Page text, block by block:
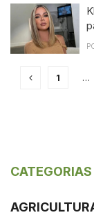
1 …
CATEGORIAS